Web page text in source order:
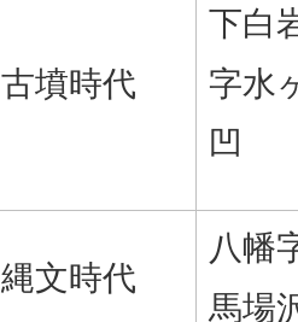
古墳時代
下白
字水
凹
縄文時代
八幡
馬場